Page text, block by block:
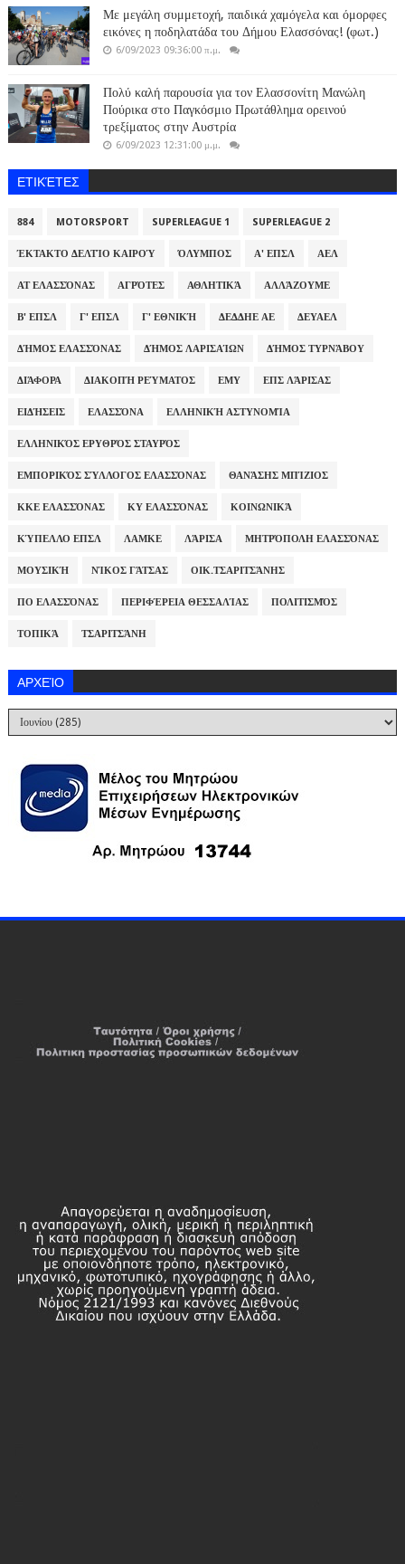
Με μεγάλη συμμετοχή, παιδικά χαμόγελα και όμορφες
εικόνες η ποδηλατάδα του Δήμου Ελασσόνας! (φωτ.)
6/09/2023 09:36:00 π.μ.
Πολύ καλή παρουσία για τον Ελασσονίτη Μανώλη
Πούρικα στο Παγκόσμιο Πρωτάθλημα ορεινού
τρεξίματος στην Αυστρία
6/09/2023 12:31:00 μ.μ.
ΕΤΙΚΈΤΕΣ
884 MOTORSPORT SUPERLEAGUE 1 SUPERLEAGUE 2
ΈΚΤΑΚΤΟ ΔΕΛΤΊΟ ΚΑΙΡΟΎ ΌΛΥΜΠΟΣ Α' ΕΠΣΛ ΑΕΛ
ΑΤ ΕΛΑΣΣΌΝΑΣ ΑΓΡΌΤΕΣ ΑΘΛΗΤΙΚΆ ΑΛΛΆΖΟΥΜΕ
Β' ΕΠΣΛ Γ' ΕΠΣΛ Γ' ΕΘΝΙΚΉ ΔΕΔΔΗΕ ΑΕ ΔΕΥΑΕΛ
ΔΉΜΟΣ ΕΛΑΣΣΌΝΑΣ ΔΉΜΟΣ ΛΑΡΙΣΑΊΩΝ ΔΉΜΟΣ ΤΥΡΝΆΒΟΥ
ΔΙΆΦΟΡΑ ΔΙΑΚΟΠΉ ΡΕΎΜΑΤΟΣ ΕΜΥ ΕΠΣ ΛΆΡΙΣΑΣ
ΕΙΔΉΣΕΙΣ ΕΛΑΣΣΌΝΑ ΕΛΛΗΝΙΚΉ ΑΣΤΥΝΟΜΊΑ
ΕΛΛΗΝΙΚΌΣ ΕΡΥΘΡΌΣ ΣΤΑΥΡΌΣ
ΕΜΠΟΡΙΚΌΣ ΣΎΛΛΟΓΟΣ ΕΛΑΣΣΌΝΑΣ ΘΑΝΆΣΗΣ ΜΠΊΖΙΟΣ
ΚΚΕ ΕΛΑΣΣΌΝΑΣ ΚΥ ΕΛΑΣΣΌΝΑΣ ΚΟΙΝΩΝΙΚΆ
ΚΎΠΕΛΛΟ ΕΠΣΛ ΛΑΜΚΕ ΛΆΡΙΣΑ ΜΗΤΡΌΠΟΛΗ ΕΛΑΣΣΌΝΑΣ
ΜΟΥΣΙΚΉ ΝΊΚΟΣ ΓΆΤΣΑΣ ΟΙΚ.ΤΣΑΡΙΤΣΆΝΗΣ
ΠΟ ΕΛΑΣΣΌΝΑΣ ΠΕΡΙΦΈΡΕΙΑ ΘΕΣΣΑΛΊΑΣ ΠΟΛΙΤΙΣΜΌΣ
ΤΟΠΙΚΆ ΤΣΑΡΙΤΣΆΝΗ
ΑΡΧΕΊΟ